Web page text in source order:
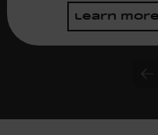
learn more